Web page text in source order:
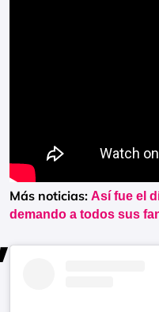
Más noticias: Así fue el
demando a todos sus